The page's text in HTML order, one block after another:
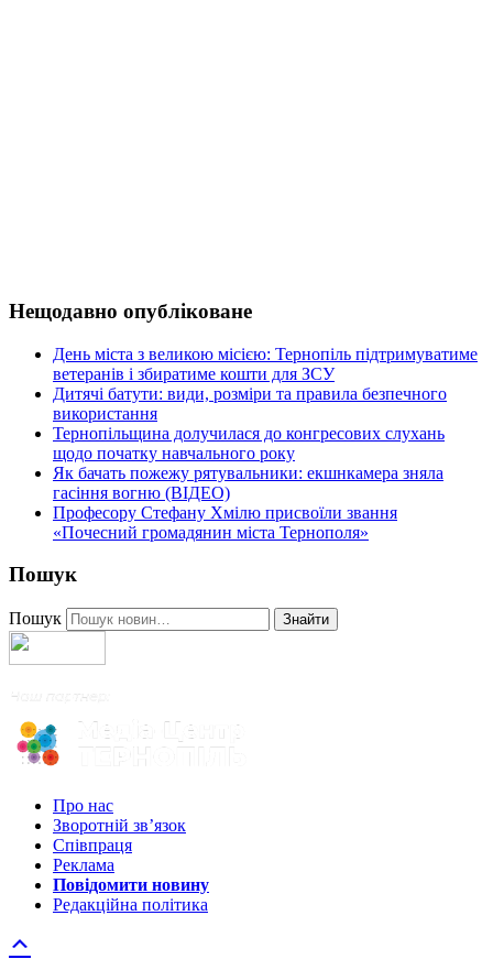
Нещодавно опубліковане
День міста з великою місією: Тернопіль підтримуватиме
ветеранів і збиратиме кошти для ЗСУ
Дитячі батути: види, розміри та правила безпечного
використання
Тернопільщина долучилася до конгресових слухань
щодо початку навчального року
Як бачать пожежу рятувальники: екшнкамера зняла
гасіння вогню (ВІДЕО)
Професору Стефану Хмілю присвоїли звання
«Почесний громадянин міста Тернополя»
Пошук
Пошук Знайти
Про нас
Зворотній зв’язок
Співпраця
Реклама
Повідомити новину
Редакційна політика